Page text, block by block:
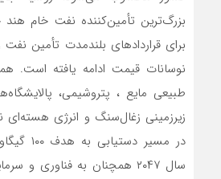
بزرگ‌ترین تأمین‌کننده نفت خام
برای قراردادهای بلندمدت تأمین
نوسانات قیمت ادامه یافته است.
طبیعی مایع ، پتروشیمی،
زیرزمینی زغال‌سنگ و انرژی
در مسیر
سال ۲۰۴۷ همچنان به فناوری و